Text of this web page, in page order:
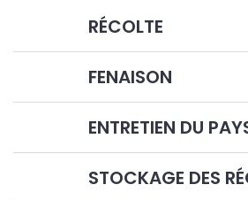
RÉCOLTE
FENAISON
ENTRETIEN DU
STOCKAGE DES